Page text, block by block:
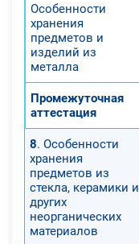
Особенности
хранения
предметов и
изделий из
металла
Промежуточная
аттестация
8. Особенности
хранения
предметов из
стекла, керамики и
других
неорганических
материалов